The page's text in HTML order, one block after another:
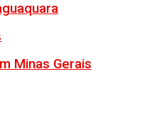
Minas Gerais